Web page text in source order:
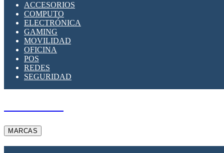
ACCESORIOS
COMPUTO
ELECTRÓNICA
GAMING
MOVILIDAD
OFICINA
POS
REDES
SEGURIDAD
MARCAS